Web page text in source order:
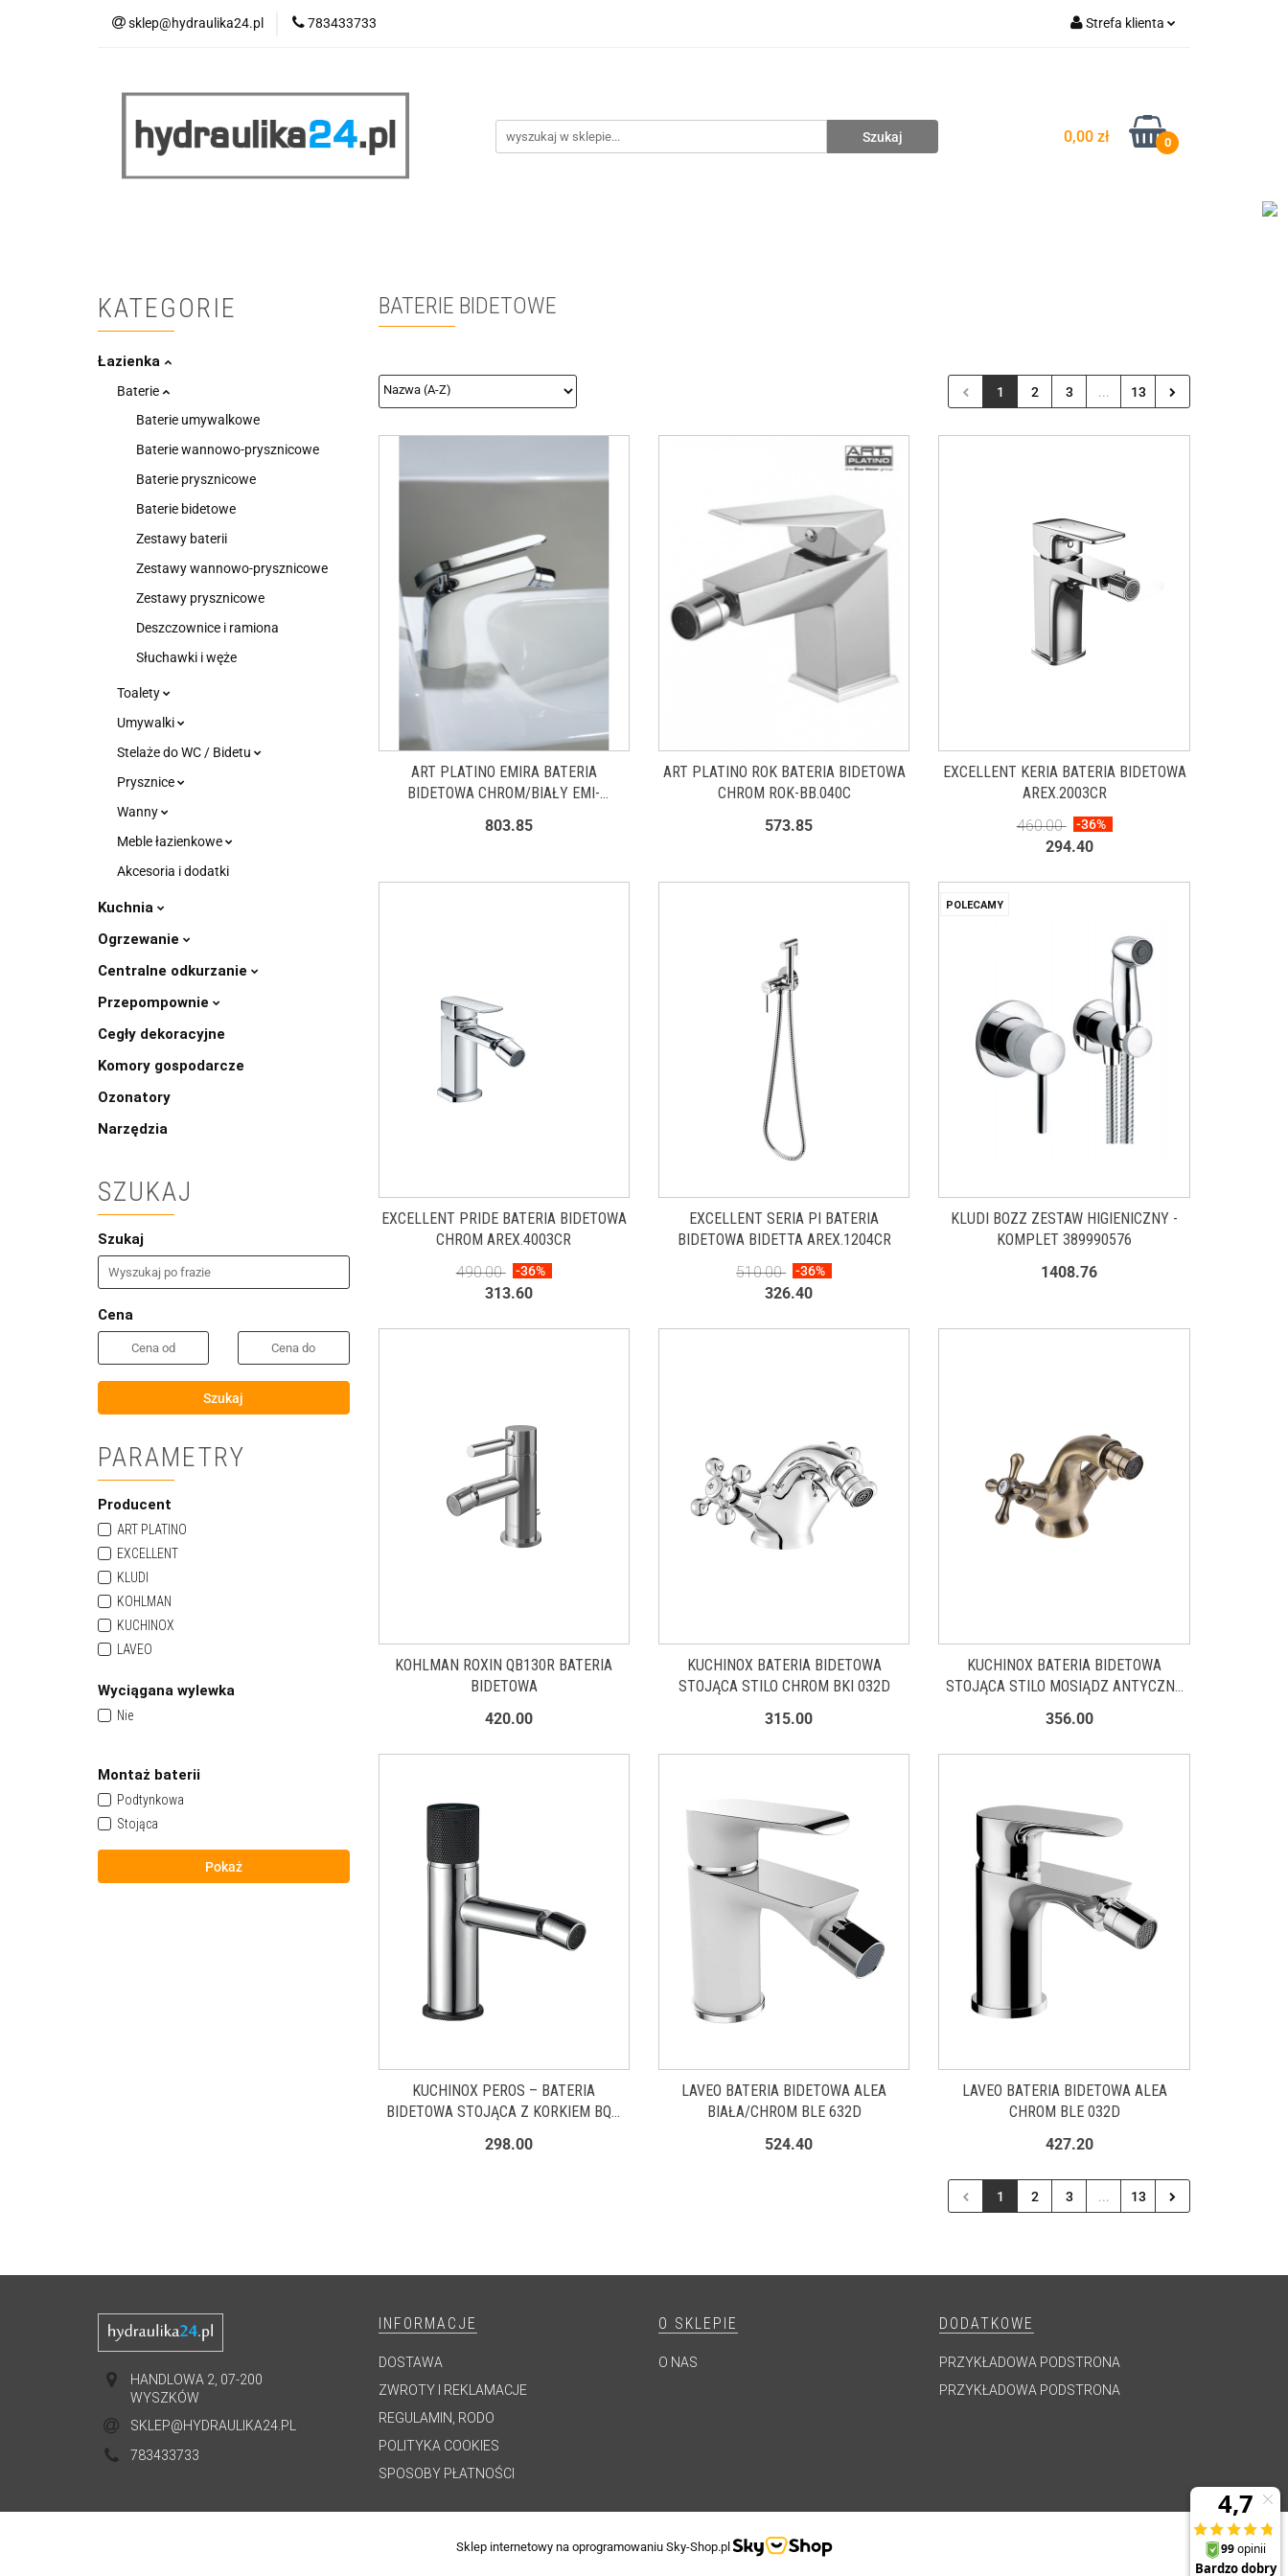
sklep@hydraulika24.pl 783433733 Strefa klienta
Dodaj zgłoszenie
0,00 zł 0
Łazienka
Wyprzedaż WYCENA ZESTAWÓW
KATEGORIE
Łazienka
Baterie
Baterie umywalkowe
Baterie wannowo-prysznicowe
Baterie prysznicowe
Baterie bidetowe
Zestawy baterii
Zestawy wannowo-prysznicowe
Zestawy prysznicowe
Deszczownice i ramiona
Słuchawki i węże
Toalety
Umywalki
Stelaże do WC / Bidetu
Prysznice
Wanny
Meble łazienkowe
Akcesoria i dodatki
Kuchnia
Ogrzewanie
Centralne odkurzanie
Przepompownie
Cegły dekoracyjne
Komory gospodarcze
Ozonatory
Narzędzia
SZUKAJ
Szukaj
Cena
Szukaj
PARAMETRY
Producent
ART PLATINO
EXCELLENT
KLUDI
KOHLMAN
KUCHINOX
LAVEO
MASSI
OMNIRES
ROCA
Tres
Wyciągana wylewka
Nie
Montaż baterii
Podtynkowa
Stojąca
Pokaż
BATERIE BIDETOWE
1 2 3 ... 13
ART PLATINO EMIRA BATERIA
BIDETOWA CHROM/BIAŁY EMI-
803.85
ART PLATINO ROK BATERIA BIDETOWA
CHROM ROK-BB.040C
573.85
EXCELLENT KERIA BATERIA BIDETOWA
AREX.2003CR
460.00
-36%
294.40
EXCELLENT PRIDE BATERIA BIDETOWA
CHROM AREX.4003CR
490.00
-36%
313.60
EXCELLENT SERIA PI BATERIA
BIDETOWA BIDETTA AREX.1204CR
510.00
-36%
326.40
POLECAMY
KLUDI BOZZ ZESTAW HIGIENICZNY -
KOMPLET 389990576
1408.76
KOHLMAN ROXIN QB130R BATERIA
BIDETOWA
420.00
KUCHINOX BATERIA BIDETOWA
STOJĄCA STILO CHROM BKI 032D
315.00
KUCHINOX BATERIA BIDETOWA
STOJĄCA STILO MOSIĄDZ ANTYCZNY
356.00
KUCHINOX PEROS – BATERIA
BIDETOWA STOJĄCA Z KORKIEM BQP
298.00
LAVEO BATERIA BIDETOWA ALEA
BIAŁA/CHROM BLE 632D
524.40
LAVEO BATERIA BIDETOWA ALEA
CHROM BLE 032D
427.20
1 2 3 ... 13
HANDLOWA 2, 07-200
WYSZKÓW
SKLEP@HYDRAULIKA24.PL
783433733
INFORMACJE
DOSTAWA
ZWROTY I REKLAMACJE
REGULAMIN, RODO
POLITYKA COOKIES
SPOSOBY PŁATNOŚCI
O SKLEPIE
O NAS
DODATKOWE
PRZYKŁADOWA PODSTRONA
PRZYKŁADOWA PODSTRONA
Sklep internetowy na oprogramowaniu Sky-Shop.pl